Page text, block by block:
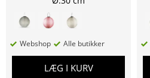
Webshop Alle butikker
LÆG I KURV